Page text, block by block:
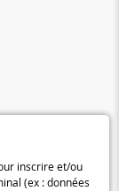
inscrire et/ou
(ex : données